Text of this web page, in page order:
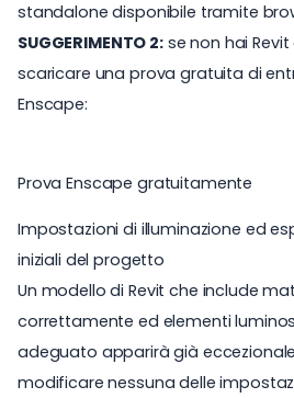
standalone disponibile tramite
SUGGERIMENTO 2:se non hai Revit
scaricare una prova gratuita di
Enscape:
Prova Enscape gratuitamente
Impostazioni di illuminazione ed
iniziali del progetto
Un modello di Revit che include
correttamente ed elementi
adeguato apparirà già
modificare nessuna delle